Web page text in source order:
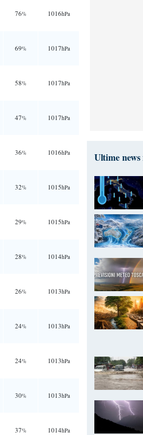
76% 1016hPa
69% 1017hPa
58% 1017hPa
47% 1017hPa
36% 1016hPa
32% 1015hPa
29% 1015hPa
28% 1014hPa
26% 1013hPa
24% 1013hPa
24% 1013hPa
30% 1013hPa
37% 1014hPa
Ultime news